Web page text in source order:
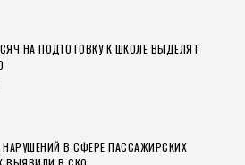
НА ПОДГОТОВКУ К ШКОЛЕ ВЫДЕЛЯТ
НАРУШЕНИЙ В СФЕРЕ ПАССАЖИРСКИХ